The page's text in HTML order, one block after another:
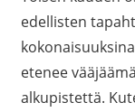
edellisten
etenee
alkupistettä.